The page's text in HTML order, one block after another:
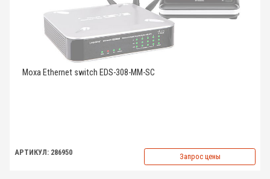
Moxa Ethernet switch EDS-308-MM-SC
АРТИКУЛ: 286950 Запрос цены